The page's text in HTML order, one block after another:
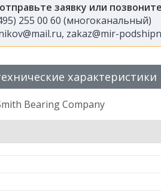
заявку или
255 00 60 (многоканальный)
, zakaz@mir-
характеристики
Bearing Company